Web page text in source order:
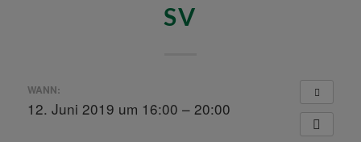
SV
WANN:
12. Juni 2019 um 16:00 – 20:00